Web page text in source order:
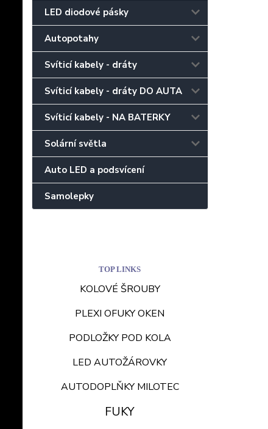
LED diodové pásky
Autopotahy
Svíticí kabely - dráty
Svíticí kabely - dráty DO AUTA
Svíticí kabely - NA BATERKY
Solární světla
Auto LED a podsvícení
Samolepky
TOP LINKS
KOLOVÉ ŠROUBY
PLEXI OFUKY OKEN
PODLOŽKY POD KOLA
LED AUTOŽÁROVKY
AUTODOPLŇKY MILOTEC
FUKY